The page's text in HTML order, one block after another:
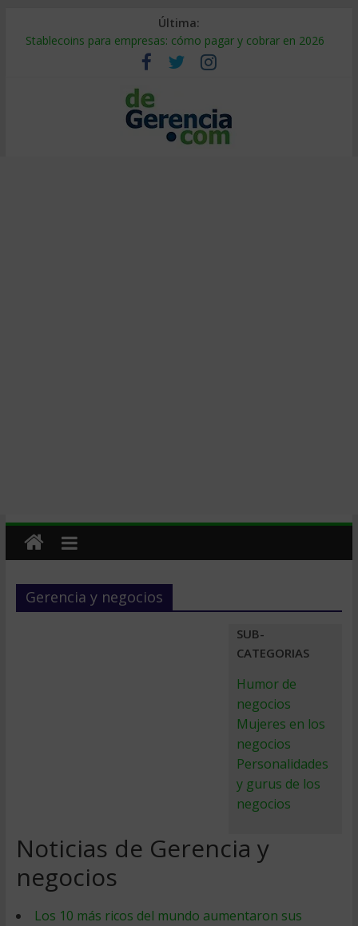
Última:
Stablecoins para empresas: cómo pagar y cobrar en 2026
Despido silencioso: qué es y por qué sale tan caro
IA en selección de personal: cómo auditarla a tiempo
Trabajo forzoso en la cadena de suministro: qué hacer
Mercado hispano de EE. UU.: cómo segmentarlo y venderle
Gerencia y negocios
SUB-
CATEGORIAS
Humor de
negocios
Mujeres en los
negocios
Personalidades
y gurus de los
negocios
Noticias de Gerencia y
negocios
Los 10 más ricos del mundo aumentaron sus